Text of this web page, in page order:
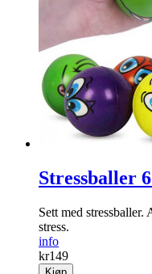
Stressballer
Sett med
stress.
info
kr149